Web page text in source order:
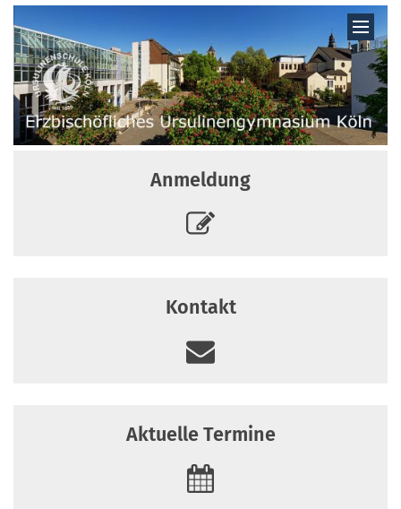
Zum Inhalt springen
Anmeldung
Kontakt
Aktuelle Termine